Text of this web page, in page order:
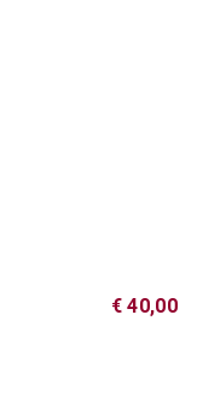
€ 40,00